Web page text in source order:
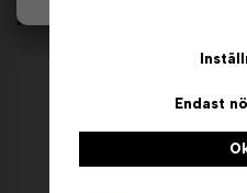
Andra köpte även
Endast